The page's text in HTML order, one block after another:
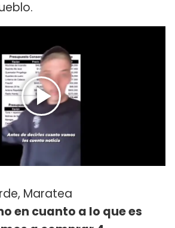
Maratea
en cuanto a lo que es